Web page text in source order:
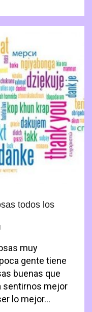
todos los
muy
gente tiene
buenas que
sentirnos mejor
lo mejor…